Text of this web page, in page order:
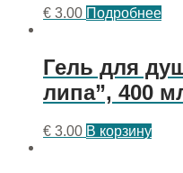
€ 3.00 Подробнее
Гель для
липа”, 400
€ 3.00 В корзину